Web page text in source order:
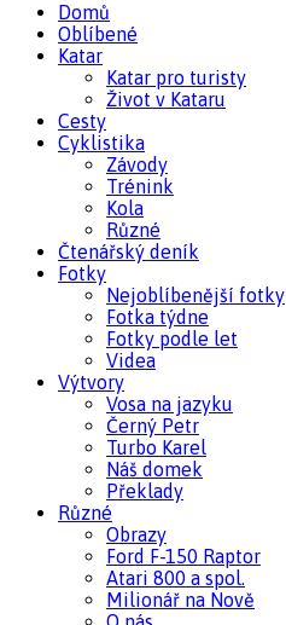
Domů
Oblíbené
Katar
Katar pro turisty
Život v Kataru
Cesty
Cyklistika
Závody
Trénink
Kola
Různé
Čtenářský deník
Fotky
Nejoblíbenější fotky
Fotka týdne
Fotky podle let
Videa
Výtvory
Vosa na jazyku
Černý Petr
Turbo Karel
Náš domek
Překlady
Různé
Obrazy
Ford F-150 Raptor
Atari 800 a spol.
Milionář na Nově